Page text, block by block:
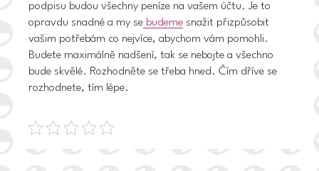
podpisu budou všechny peníze na vašem účtu. Je to
opravdu snadné a my se budeme snažit přizpůsobit
vašim potřebám co nejvíce, abychom vám pomohli.
Budete maximálně nadšení, tak se nebojte a všechno
bude skvělé. Rozhodněte se třeba hned. Čím dříve se
rozhodnete, tím lépe.